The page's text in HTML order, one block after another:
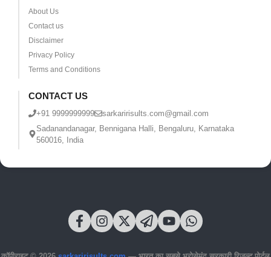
About Us
Contact us
Disclaimer
Privacy Policy
Terms and Conditions
CONTACT US
+91 9999999999
sarkaririsults.com@gmail.com
Sadanandanagar, Bennigana Halli, Bengaluru, Karnataka
560016, India